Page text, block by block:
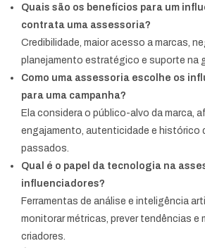
Quais são os benefícios para um
contrata uma assessoria?
Credibilidade, maior acesso a marcas,
planejamento estratégico e suporte na
Como uma assessoria escolhe os
para uma campanha?
Ela considera o público-alvo da marca,
engajamento, autenticidade e histórico
passados.
Qual é o papel da tecnologia na
influenciadores?
Ferramentas de análise e inteligência
monitorar métricas, prever tendências e
criadores.